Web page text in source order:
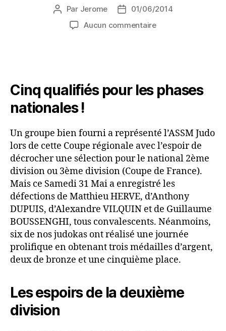
Par Jerome
01/06/2014
Aucun commentaire
Cinq qualifiés pour les phases
nationales !
Un groupe bien fourni a représenté l’ASSM Judo
lors de cette Coupe régionale avec l’espoir de
décrocher une sélection pour le national 2ème
division ou 3ème division (Coupe de France).
Mais ce Samedi 31 Mai a enregistré les
défections de Matthieu HERVE, d’Anthony
DUPUIS, d’Alexandre VILQUIN et de Guillaume
BOUSSENGHI, tous convalescents. Néanmoins,
six de nos judokas ont réalisé une journée
prolifique en obtenant trois médailles d’argent,
deux de bronze et une cinquième place.
Les espoirs de la deuxième
division